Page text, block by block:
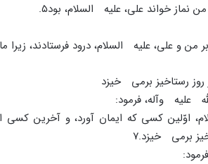
نماز خواند على، علیه السلام، بود۵.
و على، علیه السلام، درود فرستادند، زیرا
رستاخیز برمى خیزد
علیه وآله، فرمود:
اوّلین کسى که ایمان آورد، و
برمى خیزد.۷